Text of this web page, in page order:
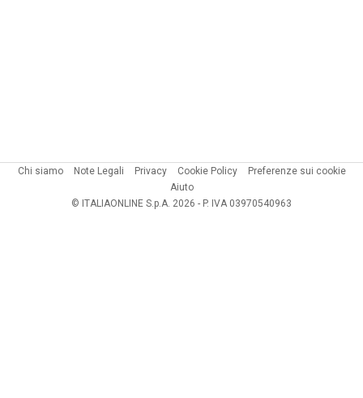
Chi siamo Note Legali Privacy Cookie Policy
Preferenze sui cookie
Aiuto
© ITALIAONLINE S.p.A. 2026 - P. IVA 03970540963